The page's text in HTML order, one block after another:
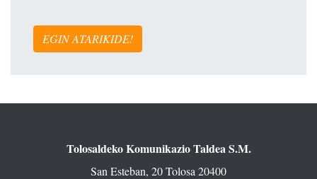
EGIN ATARIKIDE!
Tolosaldeko Komunikazio Taldea S.M.
San Esteban, 20 Tolosa 20400